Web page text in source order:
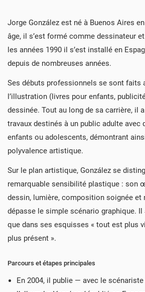
Jorge González est né à Buenos Aires
âge, il s’est formé comme dessinateur
les années 1990 il s’est installé en
depuis de nombreuses années.
Ses débuts professionnels se sont faits
l’illustration (livres pour enfants,
dessinée. Tout au long de sa carrière, il
travaux destinés à un public adulte avec
enfants ou adolescents, démontrant
polyvalence artistique.
Sur le plan artistique, González se
remarquable sensibilité plastique : son
dessin, lumière, composition soignée et
dépasse le simple scénario graphique.
que dans ses esquisses « tout est plus
plus présent ».
Parcours et étapes principales
En 2004, il publie — avec le